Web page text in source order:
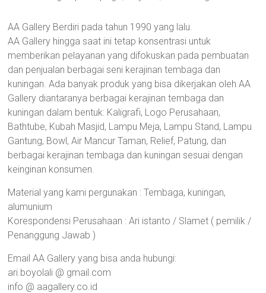
AA Gallery Berdiri pada tahun 1990 yang lalu.
AA Gallery hingga saat ini tetap konsentrasi untuk
memberikan pelayanan yang difokuskan pada pembuatan
dan penjualan berbagai seni kerajinan tembaga dan
kuningan. Ada banyak produk yang bisa dikerjakan oleh AA
Gallery diantaranya berbagai kerajinan tembaga dan
kuningan dalam bentuk: Kaligrafi, Logo Perusahaan,
Bathtube, Kubah Masjid, Lampu Meja, Lampu Stand, Lampu
Gantung, Bowl, Air Mancur Taman, Relief, Patung, dan
berbagai kerajinan tembaga dan kuningan sesuai dengan
keinginan konsumen.
Material yang kami pergunakan : Tembaga, kuningan,
alumunium
Korespondensi Perusahaan : Ari istanto / Slamet ( pemilik /
Penanggung Jawab )
Email AA Gallery yang bisa anda hubungi:
ari.boyolali @ gmail.com
info @ aagallery.co.id